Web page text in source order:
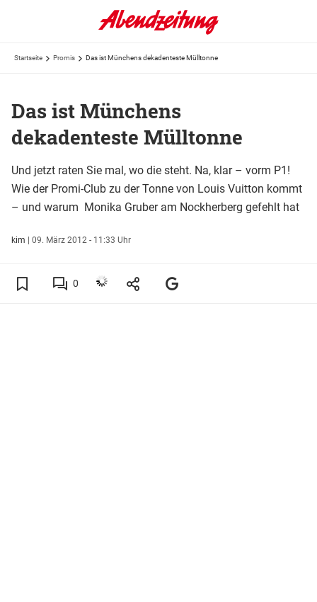
Startseite Promis Das ist Münchens dekadenteste Mülltonne
Das ist Münchens
dekadenteste Mülltonne
Und jetzt raten Sie mal, wo die steht. Na, klar – vorm P1!
Wie der Promi-Club zu der Tonne von Louis Vuitton kommt
– und warum Monika Gruber am Nockherberg gefehlt hat
kim | 09. März 2012 - 11:33 Uhr
0